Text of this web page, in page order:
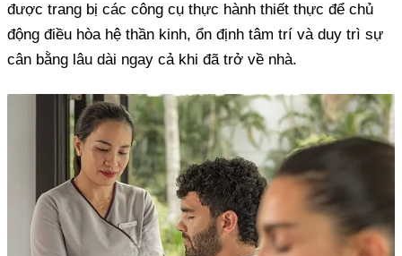
được trang bị các công cụ thực hành thiết thực để chủ
động điều hòa hệ thần kinh, ổn định tâm trí và duy trì sự
cân bằng lâu dài ngay cả khi đã trở về nhà.